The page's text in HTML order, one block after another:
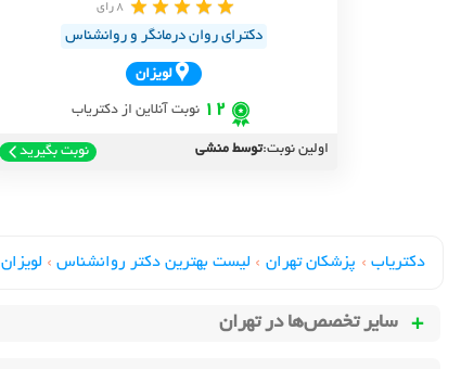
8 رای
دکترای روان درمانگر و روانشناس
لويزان
12 نوبت آنلاین از دکتریاب
اولین نوبت:توسط منشی نوبت بگیرید
دکتریاب › پزشکان تهران › لیست بهترین دکتر روانشناس › لویزان
سایر تخصص‌ها درتهران